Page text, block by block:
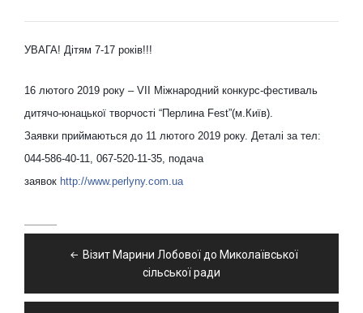
УВАГА! Дітям 7-17 років!!!
16 лютого 2019 року – VII Міжнародний конкурс-фестиваль
дитячо-юнацької творчості “Перлина Fest”(м.Київ).
Заявки приймаються до 11 лютого 2019 року. Деталі за тел:
044-586-40-11, 067-520-11-35, подача
заявок http://www.perlyny.com.ua
записівВізит Марини Лобової до Миколаївської
сільської ради